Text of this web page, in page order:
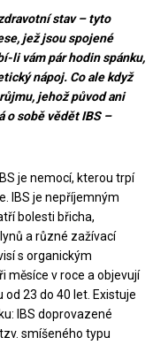
stav – tyto
jež jsou spojené
li vám pár hodin spánku,
nápoj. Co ale když
jehož původ ani
o sobě vědět IBS –
je nemocí, kterou trpí
IBS je nepříjemným
bolesti břicha,
a různé zažívací
s organickým
měsíce v roce a objevují
od 23 do 40 let. Existuje
IBS doprovazené
smíšeného typu